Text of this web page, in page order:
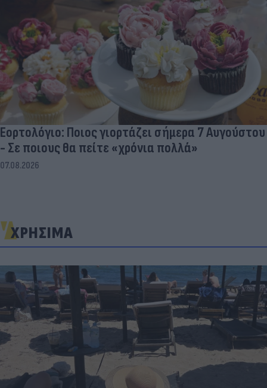
Εορτολόγιο: Ποιος γιορτάζει σήμερα 7 Αυγούστου
- Σε ποιους θα πείτε «χρόνια πολλά»
07.08.2026
ΧΡΗΣΙΜΑ